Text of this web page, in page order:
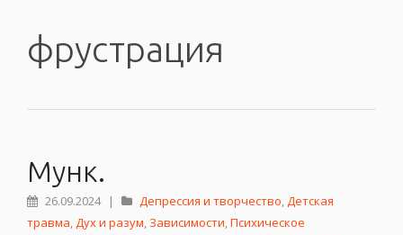
фрустрация
Мунк.
26.09.2024 | Депрессия и творчество,Детская
травма,Дух и разум, Зависимости,Психическое